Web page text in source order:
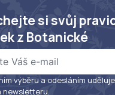
si svůj
z Botanické
výběru a odesláním
newsletteru.